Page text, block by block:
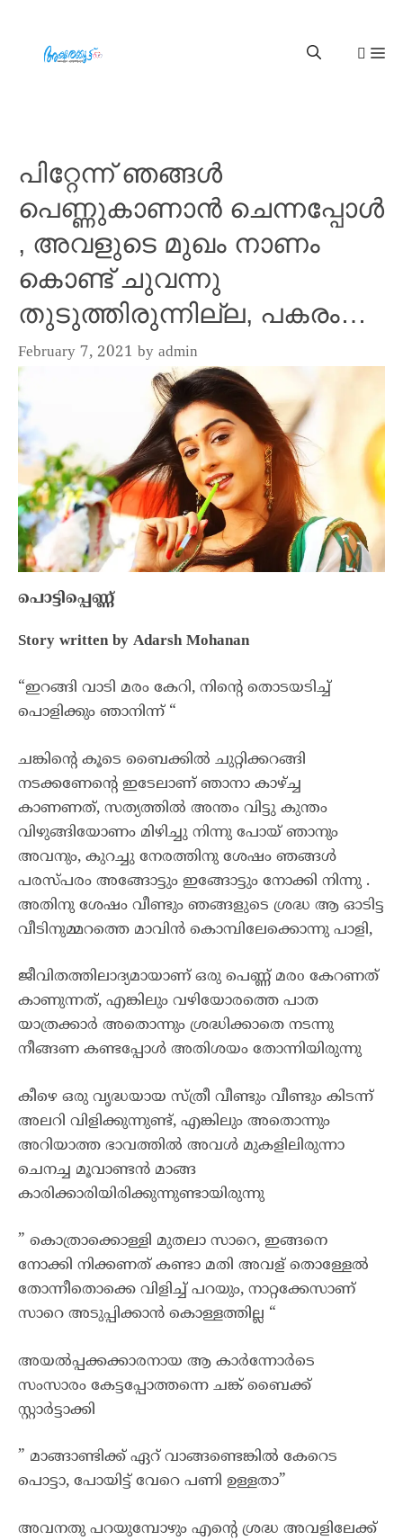
പിറ്റേന്ന് ഞങ്ങൾ
പെണ്ണുകാണാൻ ചെന്നപ്പോൾ
, അവളുടെ മുഖം നാണം
കൊണ്ട് ചുവന്നു
തുടുത്തിരുന്നില്ല, പകരം…
February 7, 2021 by admin
പൊട്ടിപ്പെണ്ണ്
Story written by Adarsh Mohanan
“ഇറങ്ങി വാടി മരം കേറി, നിന്റെ തൊടയടിച്ച്
പൊളിക്കും ഞാനിന്ന് “
ചങ്കിന്റെ കൂടെ ബൈക്കിൽ ചുറ്റിക്കറങ്ങി
നടക്കണേന്റെ ഇടേലാണ് ഞാനാ കാഴ്ച്ച
കാണണത്, സത്യത്തിൽ അന്തം വിട്ടു കുന്തം
വിഴുങ്ങിയോണം മിഴിച്ചു നിന്നു പോയ് ഞാനും
അവനും, കുറച്ചു നേരത്തിനു ശേഷം ഞങ്ങൾ
പരസ്പരം അങ്ങോട്ടും ഇങ്ങോട്ടും നോക്കി നിന്നു .
അതിനു ശേഷം വീണ്ടും ഞങ്ങളുടെ ശ്രദ്ധ ആ ഓടിട്ട
വീടിനുമ്മറത്തെ മാവിൻ കൊമ്പിലേക്കൊന്നു പാളി,
ജീവിതത്തിലാദ്യമായാണ് ഒരു പെണ്ണ് മരo കേറണത്
കാണുന്നത്, എങ്കിലും വഴിയോരത്തെ പാത
യാത്രക്കാർ അതൊന്നും ശ്രദ്ധിക്കാതെ നടന്നു
നീങ്ങണ കണ്ടപ്പോൾ അതിശയം തോന്നിയിരുന്നു
കീഴെ ഒരു വൃദ്ധയായ സ്ത്രീ വീണ്ടും വീണ്ടും കിടന്ന്
അലറി വിളിക്കുന്നുണ്ട്, എങ്കിലും അതൊന്നും
അറിയാത്ത ഭാവത്തിൽ അവൾ മുകളിലിരുന്നാ
ചെനച്ച മൂവാണ്ടൻ മാങ്ങ
കാരിക്കാരിയിരിക്കുന്നുണ്ടായിരുന്നു
” കൊത്രാക്കൊള്ളി മുതലാ സാറെ, ഇങ്ങനെ
നോക്കി നിക്കണത് കണ്ടാ മതി അവള് തൊള്ളേൽ
തോന്നീതൊക്കെ വിളിച്ച് പറയും, നാറ്റക്കേസാണ്
സാറെ അടുപ്പിക്കാൻ കൊള്ളത്തില്ല “
അയൽപ്പക്കക്കാരനായ ആ കാർന്നോർടെ
സംസാരം കേട്ടപ്പോത്തന്നെ ചങ്ക് ബൈക്ക്
സ്റ്റാർട്ടാക്കി
” മാങ്ങാണ്ടിക്ക് ഏറ് വാങ്ങണ്ടെങ്കിൽ കേറെട
പൊട്ടാ, പോയിട്ട് വേറെ പണി ഉള്ളതാ”
അവനതു പറയുമ്പോഴും എന്റെ ശ്രദ്ധ അവളിലേക്ക്